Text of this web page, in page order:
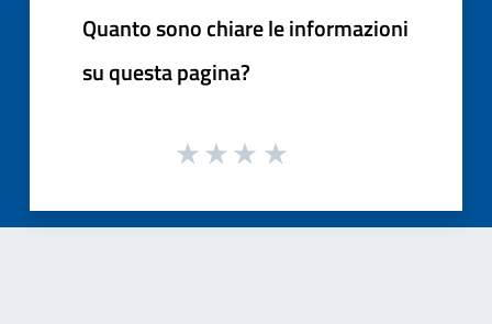
Quanto sono chiare le informazioni
su questa pagina?